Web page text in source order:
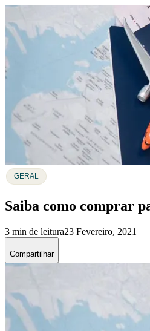
GERAL
Saiba como comprar
3 min de leitura23 Fevereiro, 2021
Compartilhar